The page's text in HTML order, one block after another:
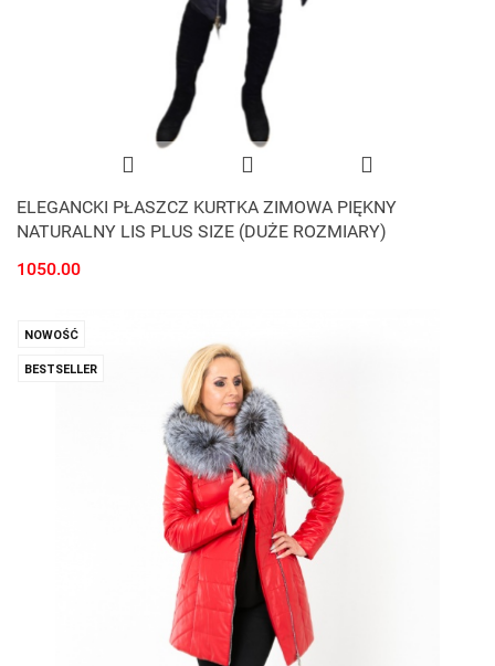
ELEGANCKI PŁASZCZ KURTKA ZIMOWA PIĘKNY
NATURALNY LIS PLUS SIZE (DUŻE ROZMIARY)
1050.00
NOWOŚĆ
BESTSELLER